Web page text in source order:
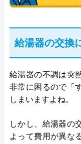
給湯器の交換
給湯器の不調は突
非常に困るので「
しまいますよね。
しかし、給湯器の
よって費用が異な